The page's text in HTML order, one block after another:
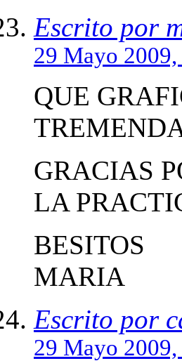
Escrito por
29 Mayo 2009,
QUE
GRACIAS
LA
BESITOS
MARIA
Escrito por
29 Mayo